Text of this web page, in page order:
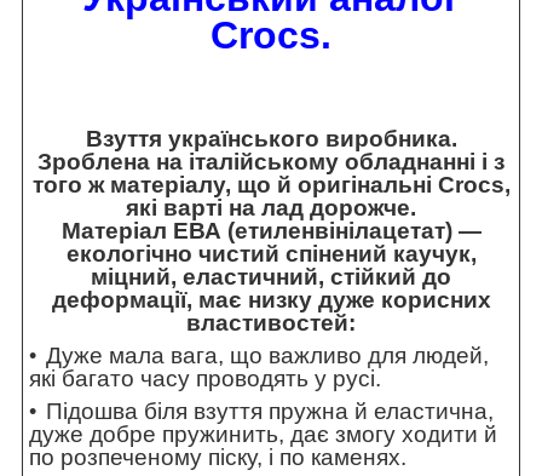
Crocs.
Взуття українського виробника.
Зроблена на італійському обладнанні і з
того ж матеріалу, що й оригінальні Crocs,
які варті на лад дорожче.
Матеріал ЕВА (етиленвінілацетат) —
екологічно чистий спінений каучук,
міцний, еластичний, стійкий до
деформації, має низку дуже корисних
властивостей:
Дуже мала вага, що важливо для людей,
які багато часу проводять у русі.
Підошва біля взуття пружна й еластична,
дуже добре пружинить, дає змогу ходити й
по розпеченому піску, і по каменях.